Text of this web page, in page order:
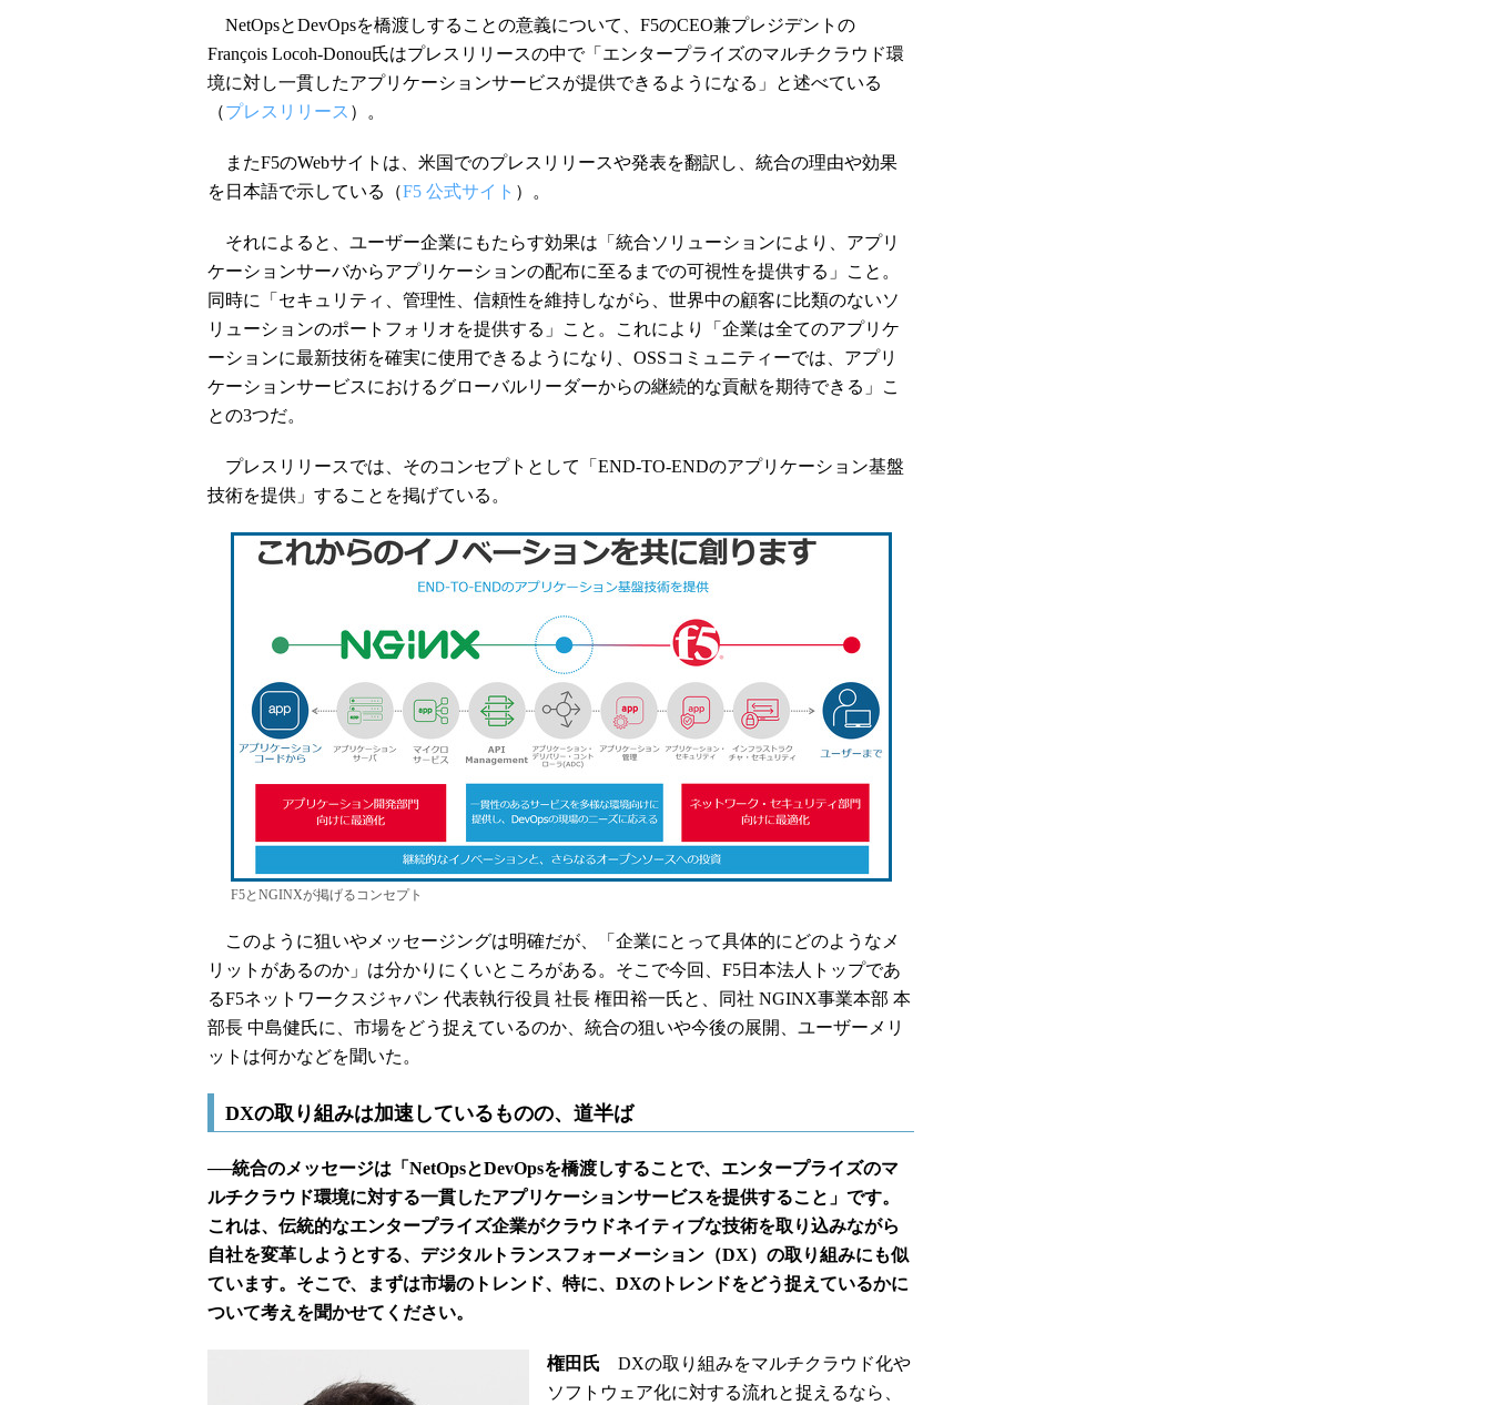
NetOpsとDevOpsを橋渡しすることの意義について、F5のCEO兼プレジデントの
François Locoh-Donou氏はプレスリリースの中で「エンタープライズのマルチクラウド環
境に対し一貫したアプリケーションサービスが提供できるようになる」と述べている
（プレスリリース ）。
またF5のWebサイトは、米国でのプレスリリースや発表を翻訳し、統合の理由や効果
を日本語で示している（F5 公式サイト ）。
それによると、ユーザー企業にもたらす効果は「統合ソリューションにより、アプリ
ケーションサーバからアプリケーションの配布に至るまでの可視性を提供する」こと。
同時に「セキュリティ、管理性、信頼性を維持しながら、世界中の顧客に比類のないソ
リューションのポートフォリオを提供する」こと。これにより「企業は全てのアプリケ
ーションに最新技術を確実に使用できるようになり、OSSコミュニティーでは、アプリ
ケーションサービスにおけるグローバルリーダーからの継続的な貢献を期待できる」こ
との3つだ。
プレスリリースでは、そのコンセプトとして「END-TO-ENDのアプリケーション基盤
技術を提供」することを掲げている。
F5とNGINXが掲げるコンセプト
このように狙いやメッセージングは明確だが、「企業にとって具体的にどのようなメ
リットがあるのか」は分かりにくいところがある。そこで今回、F5日本法人トップであ
るF5ネットワークスジャパン 代表執行役員 社長 権田裕一氏と、同社 NGINX事業本部 本
部長 中島健氏に、市場をどう捉えているのか、統合の狙いや今後の展開、ユーザーメリ
ットは何かなどを聞いた。
DXの取り組みは加速しているものの、道半ば
──統合のメッセージは「NetOpsとDevOpsを橋渡しすることで、エンタープライズのマ
ルチクラウド環境に対する一貫したアプリケーションサービスを提供すること」です。
これは、伝統的なエンタープライズ企業がクラウドネイティブな技術を取り込みながら
自社を変革しようとする、デジタルトランスフォーメーション（DX）の取り組みにも似
ています。そこで、まずは市場のトレンド、特に、DXのトレンドをどう捉えているかに
ついて考えを聞かせてください。
権田氏 DXの取り組みをマルチクラウド化や
ソフトウェア化に対する流れと捉えるなら、